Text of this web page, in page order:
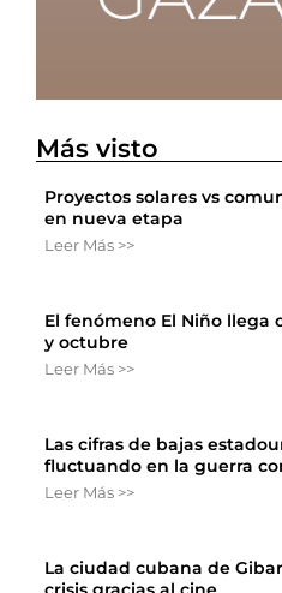
Más visto
Proyectos solares vs
en nueva etapa
Leer Más >>
El fenómeno El Niño llega
y octubre
Leer Más >>
Las cifras de bajas
fluctuando en la guerra
Leer Más >>
La ciudad cubana de